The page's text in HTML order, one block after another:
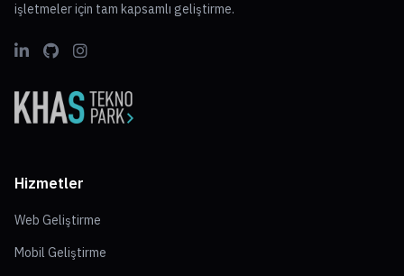
işletmeler için tam kapsamlı geliştirme.
Hizmetler
Web Geliştirme
Mobil Geliştirme